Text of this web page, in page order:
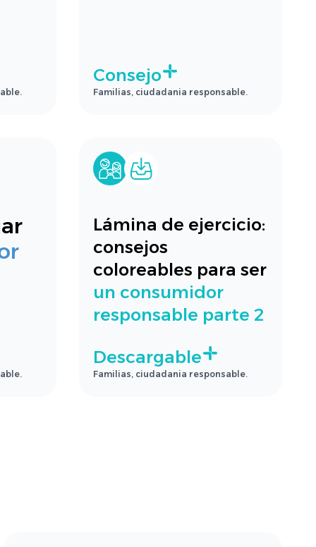
Consejo
Familias, ciudadania responsable.
Lámina de ejercicio:
consejos
coloreables para ser
un consumidor
responsable parte 2
Descargable
Familias, ciudadania responsable.